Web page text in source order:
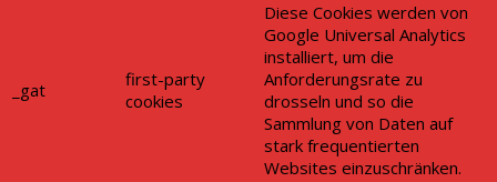
_gat
first-party
cookies
Diese Cookies werden von
Google Universal Analytics
installiert, um die
Anforderungsrate zu
drosseln und so die
Sammlung von Daten auf
stark frequentierten
Websites einzuschränken.